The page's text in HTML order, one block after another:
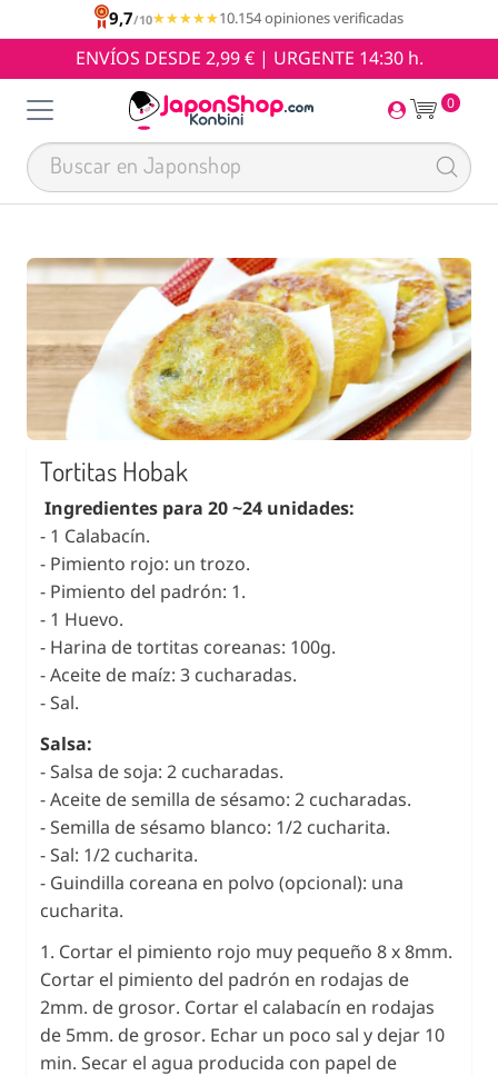
9,7/10★★★★★
★★★★★10.154 opiniones verificadas
ENVÍOS DESDE 2,99 € | URGENTE 14:30 h.
0
Tortitas Hobak
Ingredientes para 20 ~24 unidades:
- 1 Calabacín.
- Pimiento rojo: un trozo.
- Pimiento del padrón: 1.
- 1 Huevo.
- Harina de tortitas coreanas: 100g.
- Aceite de maíz: 3 cucharadas.
- Sal.
Salsa:
- Salsa de soja: 2 cucharadas.
- Aceite de semilla de sésamo: 2 cucharadas.
- Semilla de sésamo blanco: 1/2 cucharita.
- Sal: 1/2 cucharita.
- Guindilla coreana en polvo (opcional): una
cucharita.
1. Cortar el pimiento rojo muy pequeño 8 x 8mm.
Cortar el pimiento del padrón en rodajas de
2mm. de grosor. Cortar el calabacín en rodajas
de 5mm. de grosor. Echar un poco sal y dejar 10
min. Secar el agua producida con papel de